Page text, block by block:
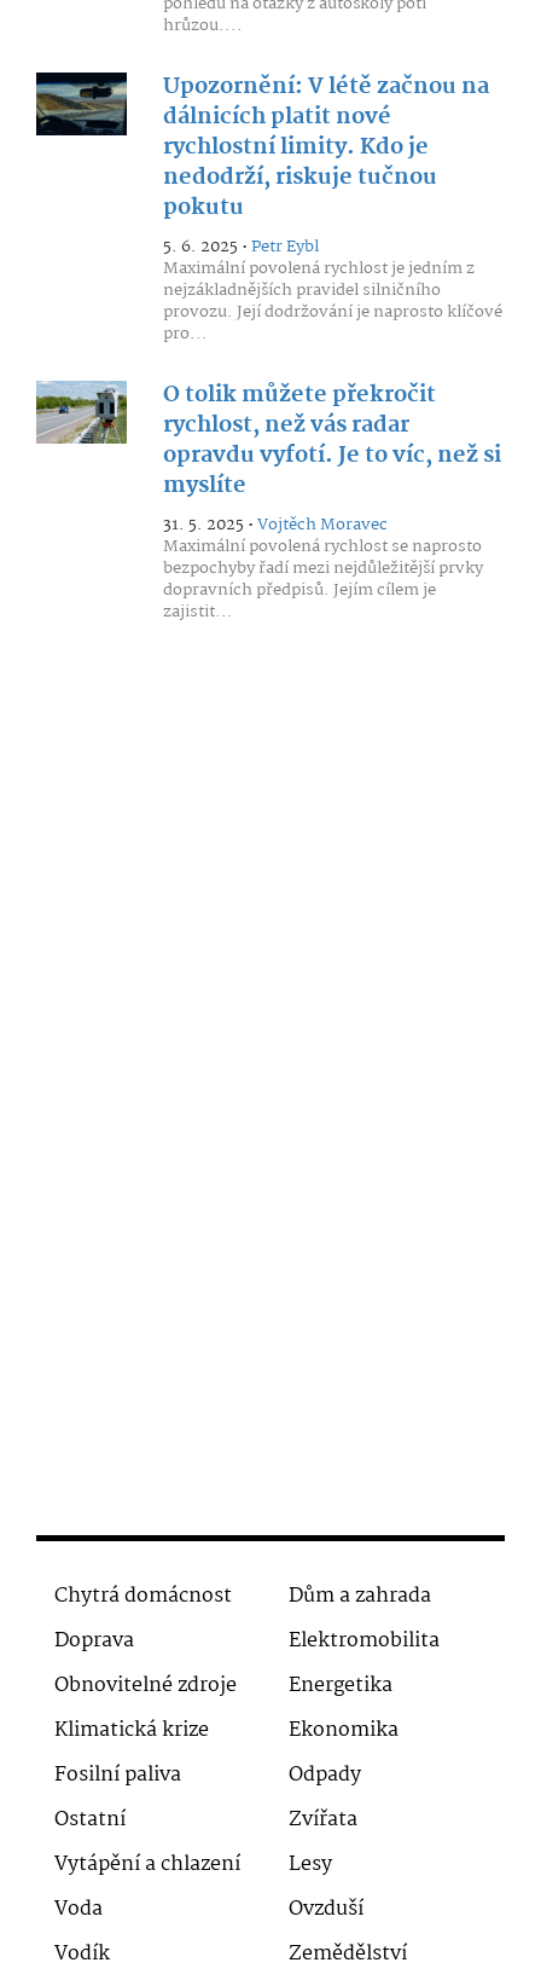
hrůzou....
Upozornění: V létě začnou na
dálnicích platit nové
rychlostní limity. Kdo je
nedodrží, riskuje tučnou
pokutu
5. 6. 2025 •Petr Eybl
Maximální povolená rychlost je jedním z
nejzákladnějších pravidel silničního
provozu. Její dodržování je naprosto klíčové
pro...
O tolik můžete překročit
rychlost, než vás radar
opravdu vyfotí. Je to víc, než si
myslíte
31. 5. 2025 •Vojtěch Moravec
Maximální povolená rychlost se naprosto
bezpochyby řadí mezi nejdůležitější prvky
dopravních předpisů. Jejím cílem je
zajistit...
Chytrá domácnost
Dům a zahrada
Doprava
Elektromobilita
Obnovitelné zdroje
Energetika
Klimatická krize
Ekonomika
Fosilní paliva
Odpady
Ostatní
Zvířata
Vytápění a chlazení
Lesy
Voda
Ovzduší
Vodík
Zemědělství